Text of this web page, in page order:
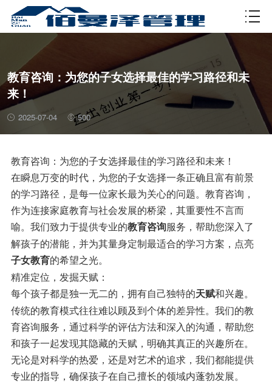
资质许可
教育咨询：为您的子女选择最佳的学习路径和未
来！
2025-07-04 500
教育咨询：为您的子女选择最佳的学习路径和未来！
在瞬息万变的时代，为您的子女选择一条正确且富有前景
的学习路径，是每一位家长最为关心的问题。教育咨询，
作为连接家庭教育与社会发展的桥梁，其重要性不言而
喻。我们致力于提供专业的教育咨询服务，帮助您深入了
解孩子的潜能，并为其量身定制最适合的学习方案，点亮
子女教育的希望之光。
精准定位，发掘天赋：
每个孩子都是独一无二的，拥有自己独特的天赋和兴趣。
传统的教育模式往往难以顾及到个体的差异性。我们的教
育咨询服务，通过科学的评估方法和深入的沟通，帮助您
和孩子一起发现其隐藏的天赋，明确其真正的兴趣所在。
无论是对科学的热爱，还是对艺术的追求，我们都能提供
专业的指导，确保孩子在自己擅长的领域内蓬勃发展。